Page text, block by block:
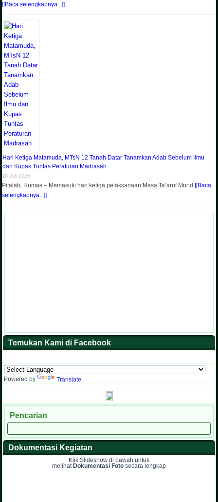
[[Baca selengkapnya...]]
Hari Ketiga Matamuda, MTsN 12 Tanah Datar Tanamkan Adab Sebelum Ilmu
dan Kupas Tuntas Peraturan Madrasah
18 Juli 2026
Pitalah, Humas – Memasuki hari ketiga pelaksanaan Masa Ta’aruf Murid[[Baca
selengkapnya...]]
Temukan Kami di Facebook
Powered by Translate
Pencarian
Dokumentasi Kegiatan
Klik Slideshow di bawah untuk
melihat Dokumentasi Foto secara lengkap